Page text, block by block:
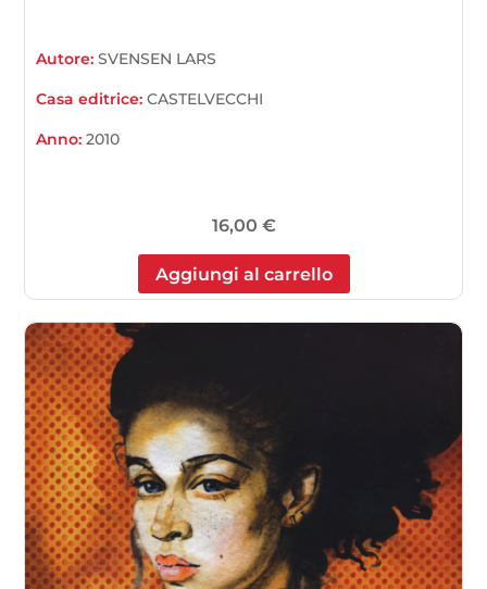
Autore:SVENSEN LARS
Casa editrice:CASTELVECCHI
Anno:2010
16,00 €
Aggiungi al carrello